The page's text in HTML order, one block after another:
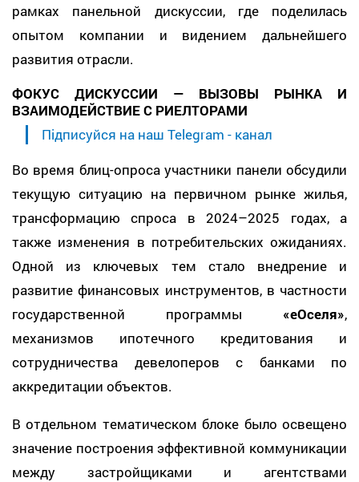
рамках панельной дискуссии, где поделилась
опытом компании и видением дальнейшего
развития отрасли.
ФОКУС ДИСКУССИИ — ВЫЗОВЫ РЫНКА И
ВЗАИМОДЕЙСТВИЕ С РИЕЛТОРАМИ
Підписуйся на наш Telegram - канал
Во время блиц-опроса участники панели обсудили
текущую ситуацию на первичном рынке жилья,
трансформацию спроса в 2024–2025 годах, а
также изменения в потребительских ожиданиях.
Одной из ключевых тем стало внедрение и
развитие финансовых инструментов, в частности
государственной программы «еОселя»,
механизмов ипотечного кредитования и
сотрудничества девелоперов с банками по
аккредитации объектов.
В отдельном тематическом блоке было освещено
значение построения эффективной коммуникации
между застройщиками и агентствами